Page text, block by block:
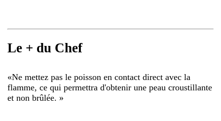
Le + du Chef
«Ne mettez pas le poisson en contact direct avec la
flamme, ce qui permettra d'obtenir une peau croustillante
et non brûlée. »